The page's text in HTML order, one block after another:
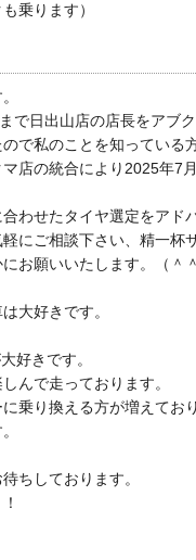
乗ります）
で日出山店の店長をアブ
で私のことを知っている
店の統合により2025年7
わせたタイヤ選定をアド
にご相談下さい、精一杯
お願いいたします。（＾＾
大好きです。
好きです。
んで走っております。
乗り換える方が増えており
ちしております。